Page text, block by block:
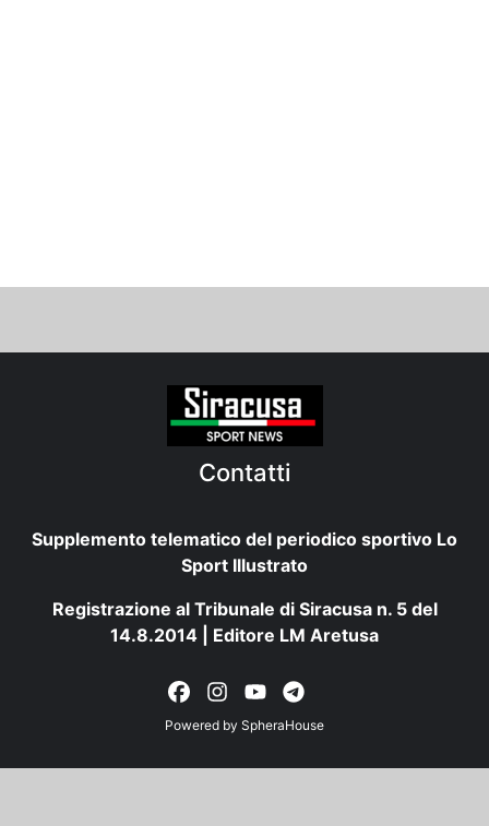
Contatti
Supplemento telematico del periodico sportivo Lo
Sport Illustrato
Registrazione al Tribunale di Siracusa n. 5 del
14.8.2014 | Editore LM Aretusa
Powered by SpheraHouse